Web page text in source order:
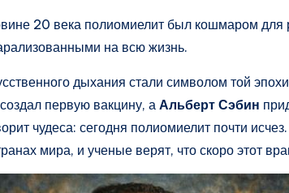
20 века полиомиелит был кошмаром для
на всю жизнь.
дыхания стали символом той
создал первую вакцину, а Альберт Сэбин
чудеса: сегодня полиомиелит почти
мира, и ученые верят, что скоро этот